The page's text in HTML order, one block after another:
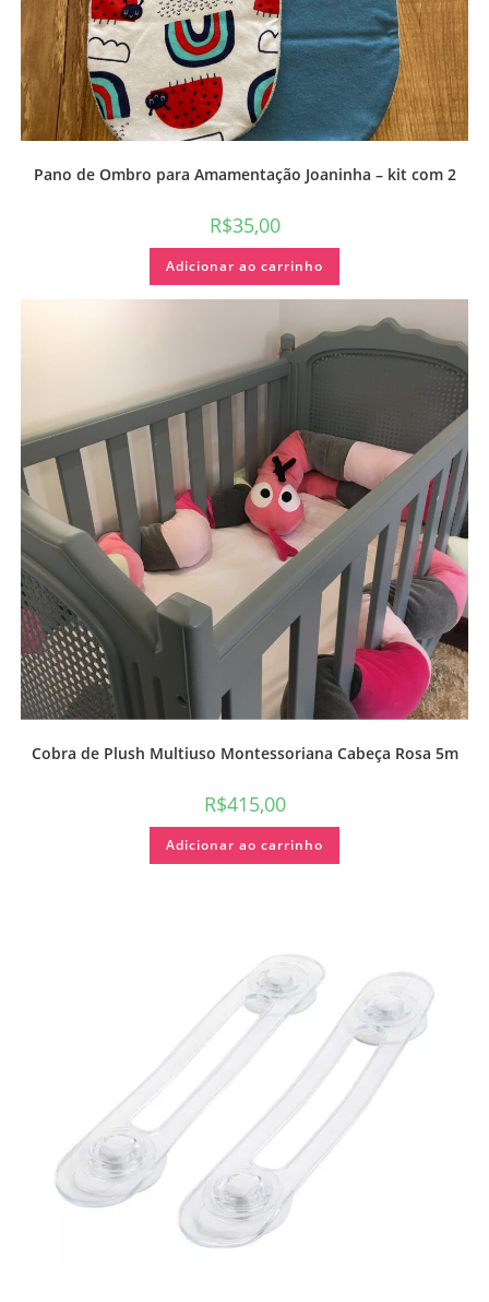
Pano de Ombro para Amamentação Joaninha – kit com 2
R$35,00
Adicionar ao carrinho
Cobra de Plush Multiuso Montessoriana Cabeça Rosa 5m
R$415,00
Adicionar ao carrinho